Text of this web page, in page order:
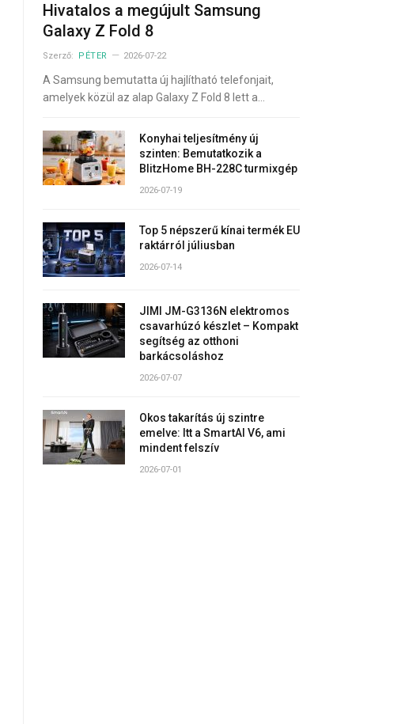
Hivatalos a megújult Samsung
Galaxy Z Fold 8
Szerző: PÉTER 2026-07-22
A Samsung bemutatta új hajlítható telefonjait,
amelyek közül az alap Galaxy Z Fold 8 lett a…
Konyhai teljesítmény új
szinten: Bemutatkozik a
BlitzHome BH-228C turmixgép
2026-07-19
Top 5 népszerű kínai termék EU
raktárról júliusban
2026-07-14
JIMI JM-G3136N elektromos
csavarhúzó készlet – Kompakt
segítség az otthoni
barkácsoláshoz
2026-07-07
Okos takarítás új szintre
emelve: Itt a SmartAI V6, ami
mindent felszív
2026-07-01